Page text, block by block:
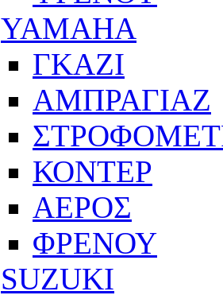
YAMAHA
ΓΚΑΖΙ
ΑΜΠΡΑΓΙΑΖ
ΚΟΝΤΕΡ
ΑΕΡΟΣ
ΦΡΕΝΟΥ
SUZUKI